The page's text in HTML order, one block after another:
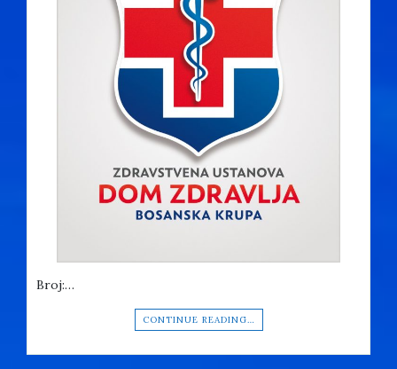
Broj:…
CONTINUE READING…